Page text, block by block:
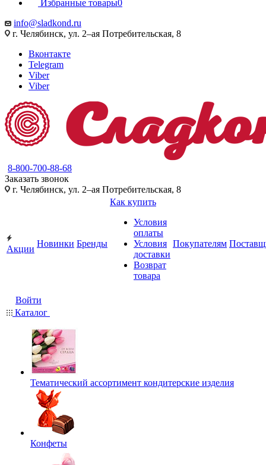
Избранные товары0
info@sladkond.ru
г. Челябинск, ул. 2–ая Потребительская, 8
Вконтакте
Telegram
Viber
Viber
8-800-700-88-68
Заказать звонок
г. Челябинск, ул. 2–ая Потребительская, 8
Акции
Новинки Бренды
Как купить
Условия
оплаты
Условия
доставки
Возврат
товара
Покупателям
Войти
Каталог
Тематический ассортимент кондитерские изделия
Конфеты